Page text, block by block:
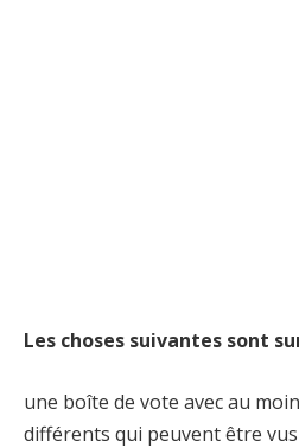
Les choses suivantes sont
une boîte de vote avec au
différents qui peuvent être